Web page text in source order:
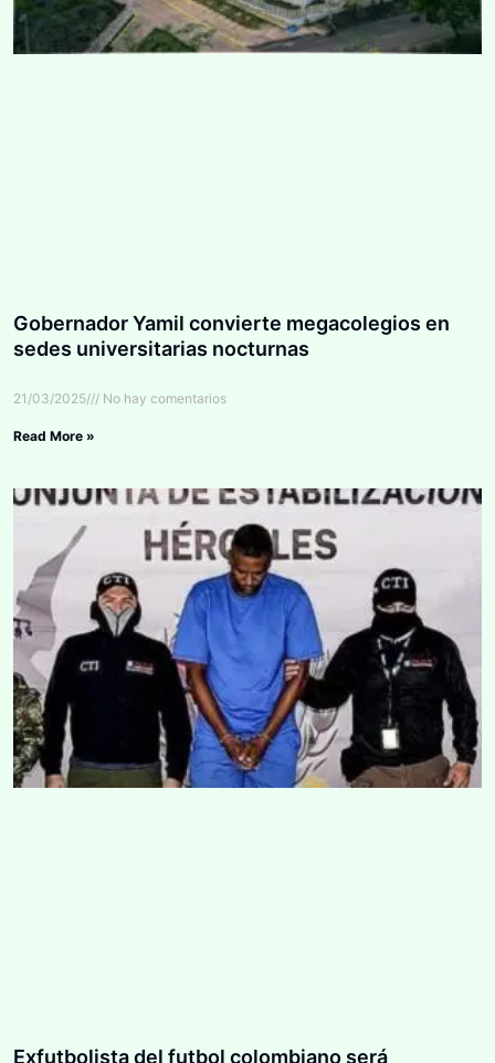
Gobernador Yamil convierte megacolegios en
sedes universitarias nocturnas
21/03/2025 No hay comentarios
Read More »
Exfutbolista del futbol colombiano será